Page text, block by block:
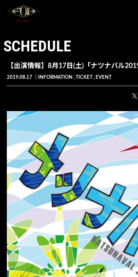
SCHEDULE
【出演情報】8月17日(土)「ナツナバル
2019.08.17 INFORMATION TICKET EVENT